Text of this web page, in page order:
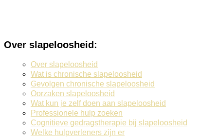
Over slapeloosheid:
Over slapeloosheid
Wat is chronische slapeloosheid
Gevolgen chronische slapeloosheid
Oorzaken slapeloosheid
Wat kun je zelf doen aan slapeloosheid
Professionele hulp zoeken
Cognitieve gedragstherapie bij slapeloosheid
Welke hulpverleners zijn er